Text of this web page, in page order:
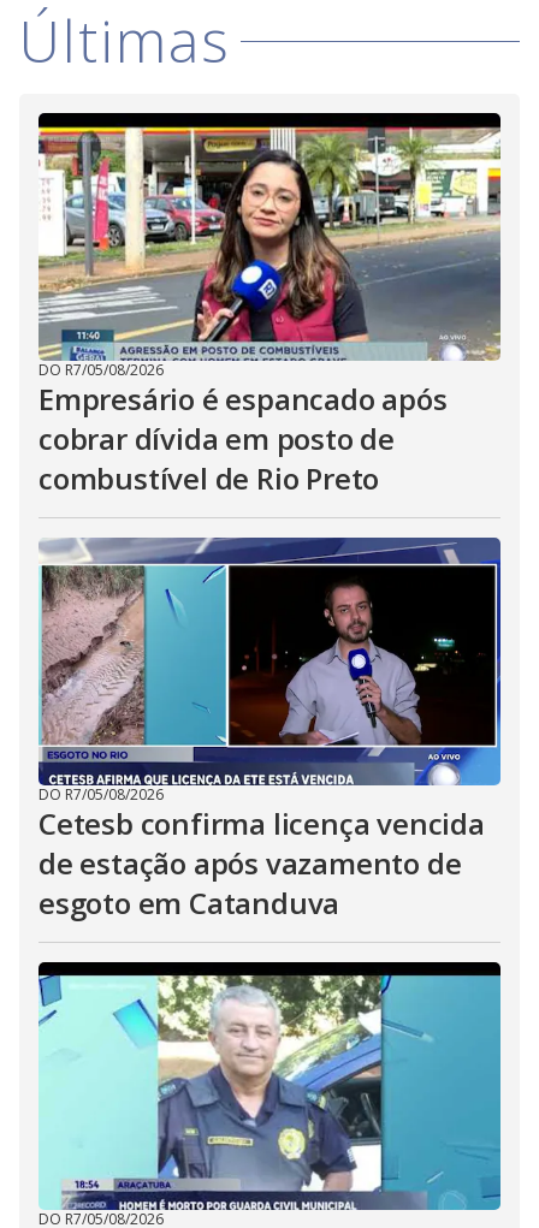
Últimas
DO R7/05/08/2026
Empresário é espancado após
cobrar dívida em posto de
combustível de Rio Preto
DO R7/05/08/2026
Cetesb confirma licença vencida
de estação após vazamento de
esgoto em Catanduva
DO R7/05/08/2026